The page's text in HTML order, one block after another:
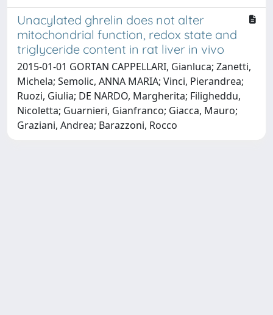
Unacylated ghrelin does not alter
mitochondrial function, redox state and
triglyceride content in rat liver in vivo
2015-01-01 GORTAN CAPPELLARI, Gianluca; Zanetti,
Michela; Semolic, ANNA MARIA; Vinci, Pierandrea;
Ruozi, Giulia; DE NARDO, Margherita; Filigheddu,
Nicoletta; Guarnieri, Gianfranco; Giacca, Mauro;
Graziani, Andrea; Barazzoni, Rocco